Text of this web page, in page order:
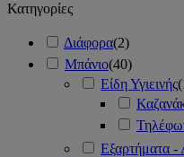
Κατηγορίες
Διάφορα(2)
Μπάνιο(40)
Είδη Υγιεινής(
Εξαρτήματα -